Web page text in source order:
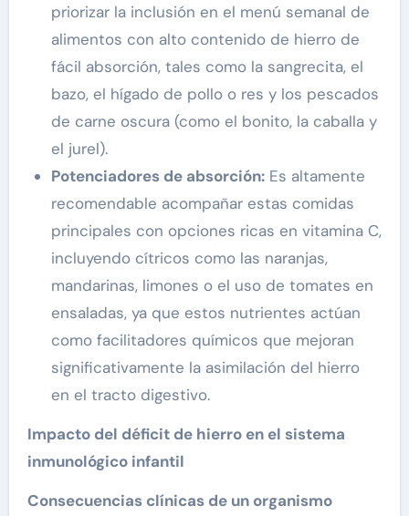
priorizar la inclusión en el menú semanal de
alimentos con alto contenido de hierro de
fácil absorción, tales como la sangrecita, el
bazo, el hígado de pollo o res y los pescados
de carne oscura (como el bonito, la caballa y
el jurel).
Potenciadores de absorción:Es altamente
recomendable acompañar estas comidas
principales con opciones ricas en vitamina C,
incluyendo cítricos como las naranjas,
mandarinas, limones o el uso de tomates en
ensaladas, ya que estos nutrientes actúan
como facilitadores químicos que mejoran
significativamente la asimilación del hierro
en el tracto digestivo.
Impacto del déficit de hierro en el sistema
inmunológico infantil
Consecuencias clínicas de un organismo